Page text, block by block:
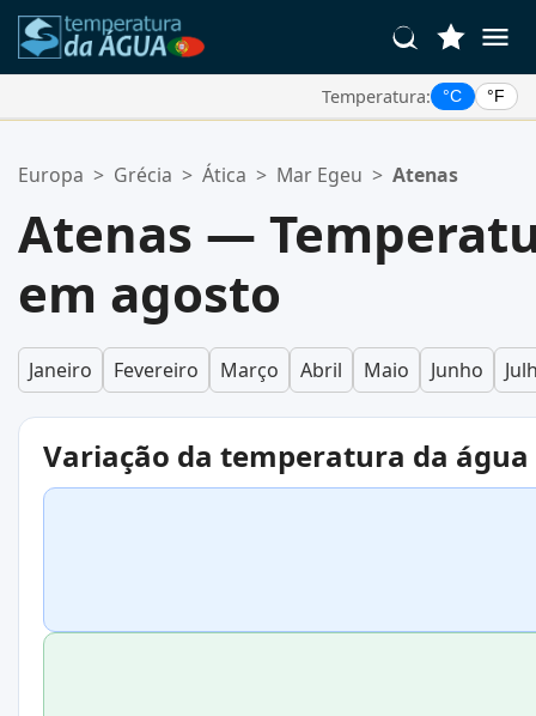
Temperatura: °C °F
Sua lista de favoritos está vazia.
Europa > Grécia > Ática > Mar Egeu > Atenas
Atenas —
em agosto
Janeiro Fevereiro Março Abril Maio Junho
Variação da temperatura da água